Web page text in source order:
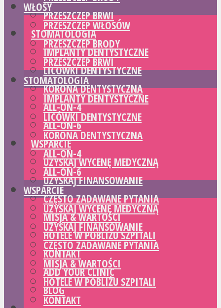
PRZESZCZEP BRWI
STOMATOLOGIA
IMPLANTY DENTYSTYCZNE
LICÓWKI DENTYSTYCZNE
KORONA DENTYSTYCZNA
ALL-ON-4
ALL-ON-6
WSPARCIE
UZYSKAJ WYCENĘ MEDYCZNĄ
UZYSKAJ FINANSOWANIE
CZĘSTO ZADAWANE PYTANIA
MISJA & WARTOŚCI
HOTELE W POBLIŻU SZPITALI
KONTAKT
ADD YOUR CLINIC
BLOG
WŁOSY
PRZESZCZEP WŁOSÓW
PRZESZCZEP BRODY
PRZESZCZEP BRWI
STOMATOLOGIA
IMPLANTY DENTYSTYCZNE
LICÓWKI DENTYSTYCZNE
KORONA DENTYSTYCZNA
ALL-ON-4
ALL-ON-6
WSPARCIE
UZYSKAJ WYCENĘ MEDYCZNĄ
UZYSKAJ FINANSOWANIE
CZĘSTO ZADAWANE PYTANIA
MISJA & WARTOŚCI
HOTELE W POBLIŻU SZPITALI
KONTAKT